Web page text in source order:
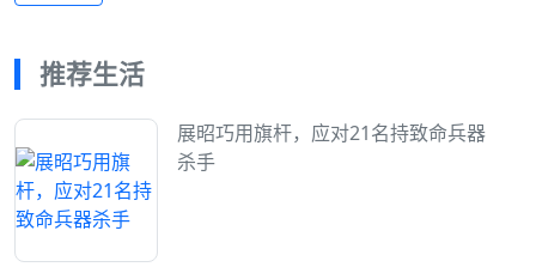
推荐生活
展昭巧用旗杆，应对21名持致命兵器
杀手